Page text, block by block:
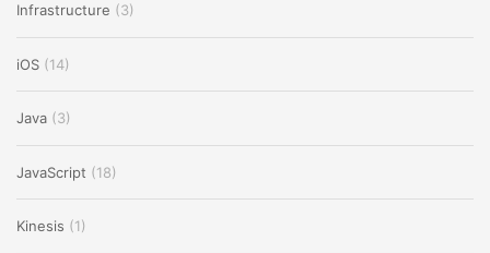
Infrastructure (3)
iOS (14)
Java (3)
JavaScript (18)
Kinesis (1)